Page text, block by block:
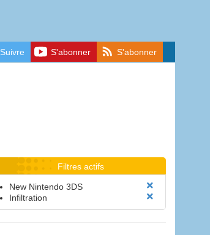
Suivre S'abonner S'abonner
Filtres actifs
New Nintendo 3DS
Infiltration